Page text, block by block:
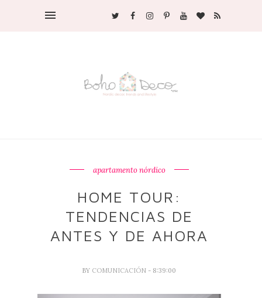
apartamento nórdico
HOME TOUR:
TENDENCIAS DE
ANTES Y DE AHORA
BY COMUNICACIÓN - 8:39:00